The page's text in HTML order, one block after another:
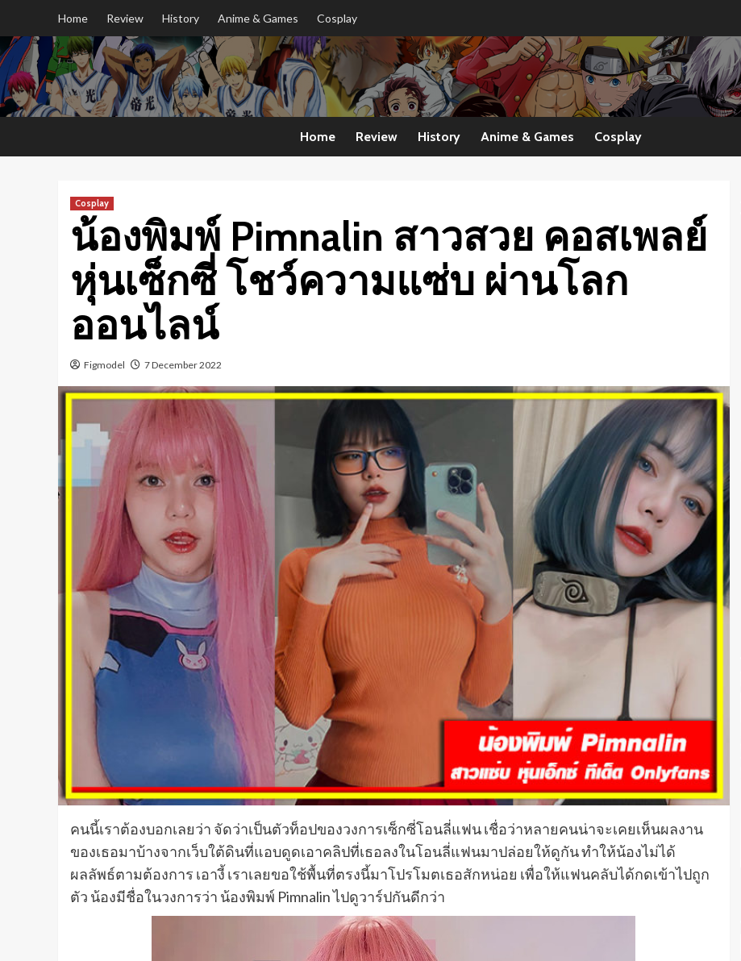
content
Home Review History Anime & Games Cosplay
Home Review History Anime & Games Cosplay
Cosplay
น้องพิมพ์ Pimnalin สาวสวย คอสเพลย์
หุ่นเซ็กซี่ โชว์ความแซ่บ ผ่านโลก
ออนไลน์
Figmodel 7 December 2022
คนนี้เราต้องบอกเลยว่า จัดว่าเป็นตัวท็อปของวงการเซ็กซี่โอนลี่แฟน เชื่อว่าหลายคนน่าจะเคยเห็นผลงาน
ของเธอมาบ้างจากเว็บใต้ดินที่แอบดูดเอาคลิปที่เธอลงในโอนลี่แฟนมาปล่อยให้ดูกัน ทำให้น้องไม่ได้
ผลลัพธ์ตามต้องการ เอางี้ เราเลยขอใช้พื้นที่ตรงนี้มาโปรโมตเธอสักหน่อย เพื่อให้แฟนคลับได้กดเข้าไปถูก
ตัว น้องมีชื่อในวงการว่า น้องพิมพ์ Pimnalin ไปดูวาร์ปกันดีกว่า
Duc Vuong แจกวาร์ปหนุ่มหล่อลูกครึ่ง
คอสเพลย์เสวโชวเร้าใจ
Figmodel 20 August 2025